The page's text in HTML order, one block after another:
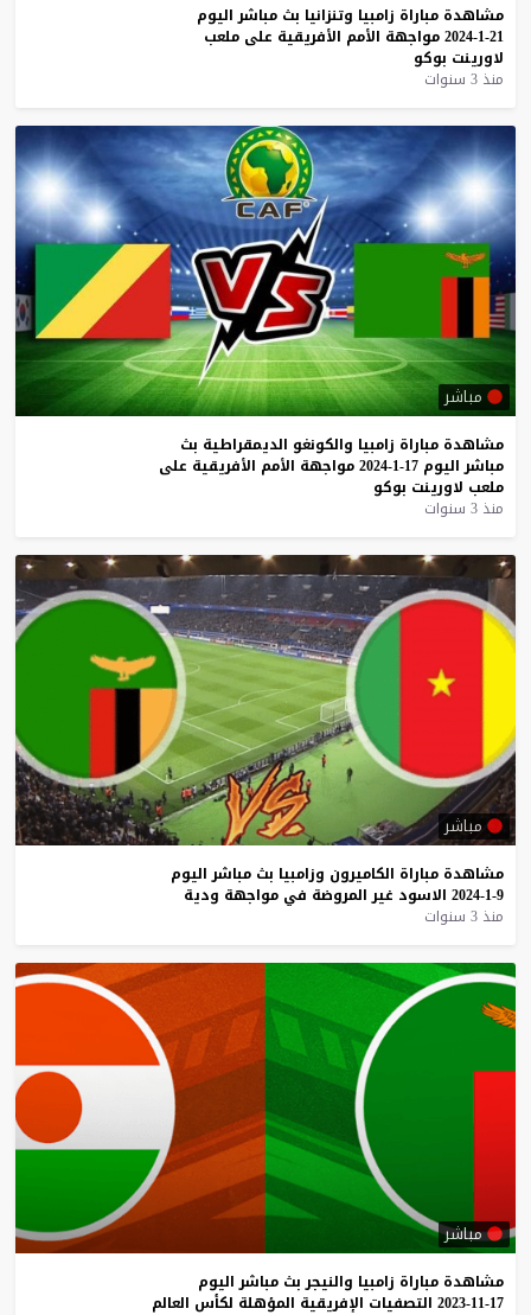
مشاهدة مباراة زامبيا وتنزانيا بث مباشر اليوم
21-1-2024
مواجهة الأمم الأفريقية على ملعب
لاورينت بوكو
منذ 3 سنوات
مباشر
مشاهدة مباراة زامبيا والكونغو الديمقراطية بث
مباشر اليوم 17-1-2024 مواجهة الأمم الأفريقية على
ملعب لاورينت بوكو
منذ 3 سنوات
مباشر
مشاهدة مباراة الكاميرون وزامبيا بث مباشر اليوم
9-1-2024
الاسود غير المروضة في مواجهة ودية
منذ 3 سنوات
مباشر
مشاهدة مباراة زامبيا والنيجر بث مباشر اليوم
17-11-2023
التصفيات الإفريقية المؤهلة لكأس العالم